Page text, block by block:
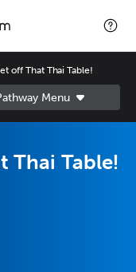
off That Thai Table!
Thai Table!